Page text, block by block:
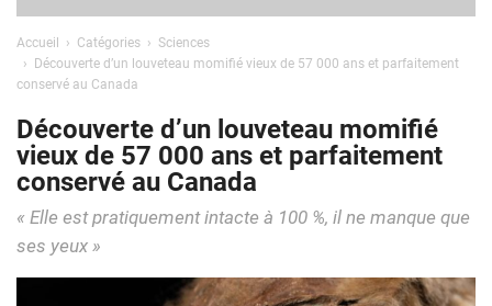
Accueil Catégories
Sciences
Découverte d’un louveteau momifié vieux de 57 000 ans et parfaitement
conservé au Canada
Découverte d’un louveteau momifié
vieux de 57 000 ans et parfaitement
conservé au Canada
« Elle est pratiquement intacte à 100 %, il ne manque que
ses yeux »